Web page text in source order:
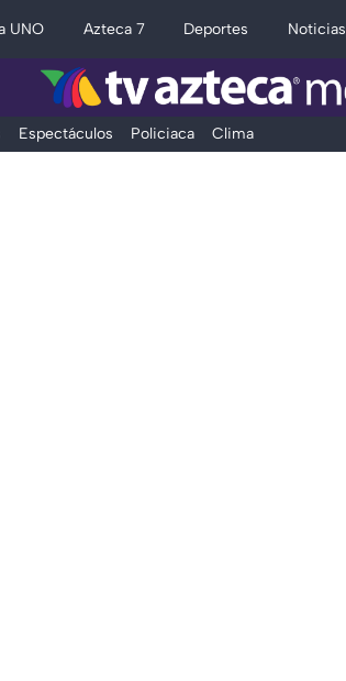
UNO Azteca 7 Deportes Noticias
Espectáculos Policiaca Clima